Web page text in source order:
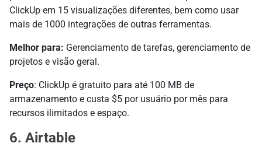
ClickUp em 15 visualizações diferentes, bem como usar
mais de 1000 integrações de outras ferramentas.
Melhor para: Gerenciamento de tarefas, gerenciamento de
projetos e visão geral.
Preço: ClickUp é gratuito para até 100 MB de
armazenamento e custa $5 por usuário por mês para
recursos ilimitados e espaço.
6. Airtable